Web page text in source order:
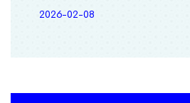
2026-02-08